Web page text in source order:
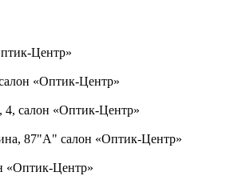
Центр»
«Оптик-Центр»
салон «Оптик-Центр»
87"А" салон «Оптик-Центр»
«Оптик-Центр»